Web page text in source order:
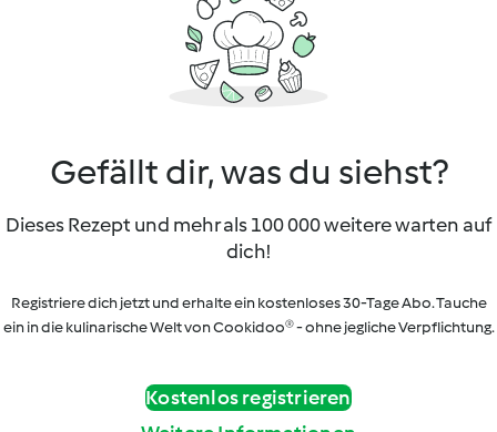
Gefällt dir, was du siehst?
Dieses Rezept und mehr als 100 000 weitere warten auf
dich!
Registriere dich jetzt und erhalte ein kostenloses 30-Tage Abo. Tauche
ein in die kulinarische Welt von Cookidoo® - ohne jegliche Verpflichtung.
Kostenlos registrieren